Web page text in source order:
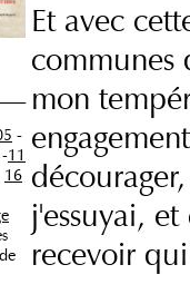
-
-11
16
Et avec
communes
mon
j'essuyai,
recevoir